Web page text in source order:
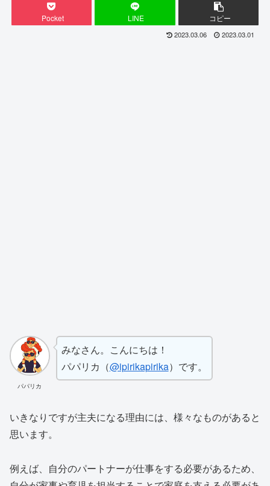
Pocket LINE コピー
2023.03.06 2023.03.01
パパリカ
みなさん。こんにちは！
パパリカ（@ipirikapirika）です。
いきなりですが主夫になる理由には、様々なものがあると
思います。
例えば、自分のパートナーが仕事をする必要があるため、